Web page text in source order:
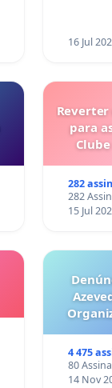
16 Jul
para
282
282
15 Jul
6x1
4 475
80
14 Nov